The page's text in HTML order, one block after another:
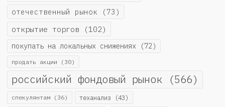
отечественный рынок (73)
открытие торгов (102)
покупать на локальных снижениях (72)
продать акции (30)
российский фондовый рынок (566)
спекулянтам (36) теханализ (43)